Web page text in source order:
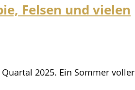
Felsen und vielen
2025. Ein Sommer voller